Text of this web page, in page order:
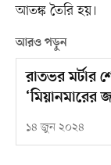
আতঙ্ক তৈরি হয়।
আরও পড়ুন
রাতভর মর্টার
‘মিয়ানমারের
১৪ জুন ২০২৪